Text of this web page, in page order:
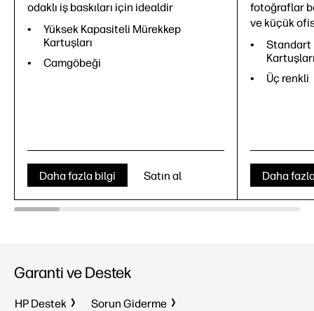
odaklı iş baskıları için idealdir
Yüksek Kapasiteli Mürekkep
Kartuşları
Camgöbeği
Daha fazla bilgi Satın al
fotoğraflar
ve küçük
Standart
Üç renkli
Daha
Garanti ve Destek
HP Destek
Sorun Giderme